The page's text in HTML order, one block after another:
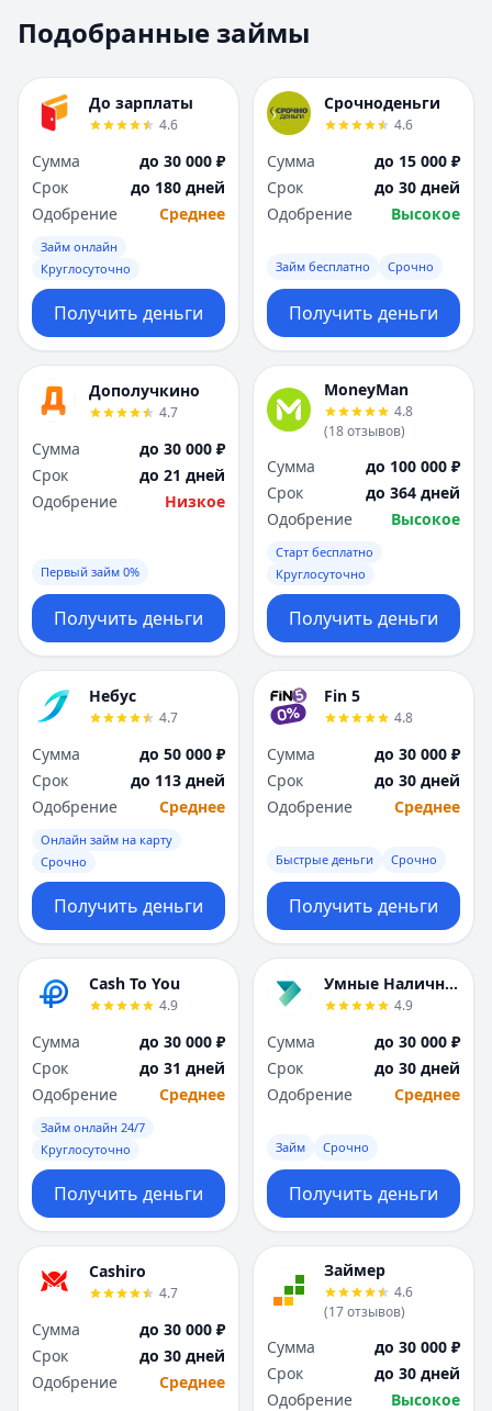
Набережные Челны
Нижний Новгород
Новокузнецк
Новосибирск
Омск
Пенза
Пермь
Р
Ростов-на-Дону
Рязань
С
Самара
Санкт-Петербург
Саратов
Севастополь
Сочи
Сургут
Т
Тверь
Тольятти
Томск
Тула
Ульяновск
Уфа
Хабаровск
Ч
Чебоксары
Челябинск
Я
Вся Россия
Набережные
Нижний Новгород
Новокузнецк
Новосибирск
Омск
Пенза
Пермь
Р
Ростов-на-Дону
Рязань
С
Самара
Санкт-Петербург
Саратов
Севастополь
Сочи
Сургут
Т
Тверь
Тольятти
Томск
Тула
Ульяновск
Уфа
Хабаровск
Ч
Чебоксары
Челябинск
Я
Вся Россия
Подобранные займы
До зарплаты
4.6
Сумма
до 30 000 ₽
Срок
до 180 дней
Одобрение
Среднее
Займ онлайн
Круглосуточно
Получить деньги
Срочноденьги
4.6
Сумма
до 15 000 ₽
Срок
до 30 дней
Одобрение
Высокое
Займ бесплатно Срочно
Получить деньги
Дополучкино
4.7
Сумма
до 30 000 ₽
Срок
до 21 дней
Одобрение
Низкое
Первый займ 0%
Получить деньги
MoneyMan
4.8
(18отзывов)
Сумма
до 100 000 ₽
Срок
до 364 дней
Одобрение
Высокое
Старт бесплатно
Круглосуточно
Получить деньги
Небус
4.7
Сумма
до 50 000 ₽
Срок
до 113 дней
Одобрение
Среднее
Онлайн займ на карту
Срочно
Получить деньги
Fin 5
4.8
Сумма
до 30 000 ₽
Срок
до 30 дней
Одобрение
Среднее
Быстрые деньги Срочно
Получить деньги
Cash To You
4.9
Сумма
до 30 000 ₽
Срок
до 31 дней
Одобрение
Среднее
Займ онлайн 24/7
Круглосуточно
Получить деньги
Умные Наличные
4.9
Сумма
до 30 000 ₽
Срок
до 30 дней
Одобрение
Среднее
Займ Срочно
Получить деньги
Cashiro
4.7
Сумма
до 30 000 ₽
Срок
до 30 дней
Одобрение
Среднее
Займер
4.6
(17отзывов)
Сумма
до 30 000 ₽
Срок
до 30 дней
Одобрение
Высокое